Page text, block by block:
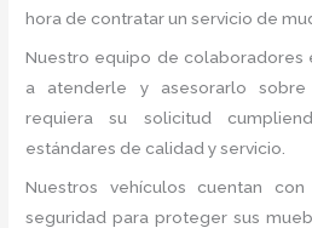
hora de contratar un servicio de
Nuestro equipo de colaboradores
a atenderle y asesorarlo
requiera su solicitud
estándares de calidad y servicio.
Nuestros vehículos cuentan
seguridad para proteger sus